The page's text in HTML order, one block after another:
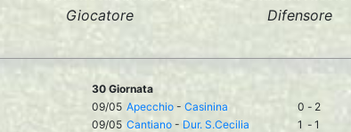
Giocatore
Difensore
30 Giornata
09/05 Apecchio - Casinina 0 - 2
09/05 Cantiano - Dur. S.Cecilia 1 - 1